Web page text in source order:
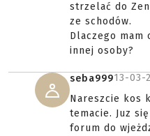
strzelać do
ze schodów.
Dlaczego mam
innej osoby?
seba99913-03-
Nareszcie kos
temacie. Juz
forum do